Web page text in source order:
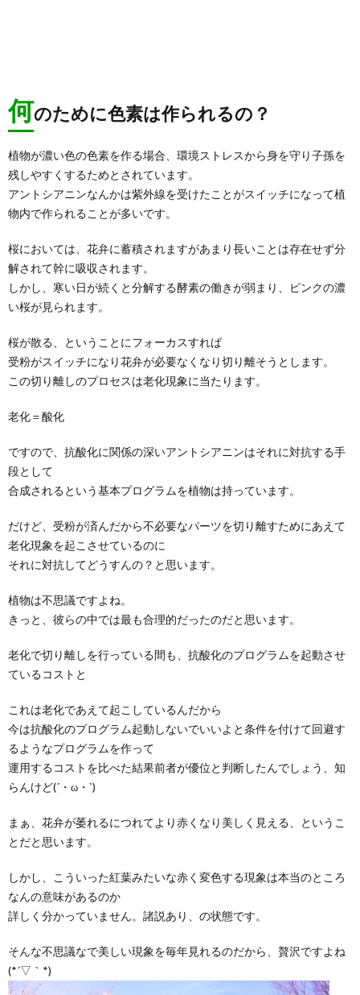
何のために色素は作られるの？
植物が濃い色の色素を作る場合、環境ストレスから身を守り子孫を
残しやすくするためとされています。
アントシアニンなんかは紫外線を受けたことがスイッチになって植
物内で作られることが多いです。
桜においては、花弁に蓄積されますがあまり長いことは存在せず分
解されて幹に吸収されます。
しかし、寒い日が続くと分解する酵素の働きが弱まり、ピンクの濃
い桜が見られます。
桜が散る、ということにフォーカスすれば
受粉がスイッチになり花弁が必要なくなり切り離そうとします。
この切り離しのプロセスは老化現象に当たります。
老化＝酸化
ですので、抗酸化に関係の深いアントシアニンはそれに対抗する手
段として
合成されるという基本プログラムを植物は持っています。
だけど、受粉が済んだから不必要なパーツを切り離すためにあえて
老化現象を起こさせているのに
それに対抗してどうすんの？と思います。
植物は不思議ですよね。
きっと、彼らの中では最も合理的だったのだと思います。
老化で切り離しを行っている間も、抗酸化のプログラムを起動させ
ているコストと
これは老化であえて起こしているんだから
今は抗酸化のプログラム起動しないでいいよと条件を付けて回避す
るようなプログラムを作って
運用するコストを比べた結果前者が優位と判断したんでしょう、知
らんけど(´・ω・`)
まぁ、花弁が萎れるにつれてより赤くなり美しく見える、というこ
とだと思います。
しかし、こういった紅葉みたいな赤く変色する現象は本当のところ
なんの意味があるのか
詳しく分かっていません。諸説あり、の状態です。
そんな不思議なで美しい現象を毎年見れるのだから、贅沢ですよね
(*´▽｀*)